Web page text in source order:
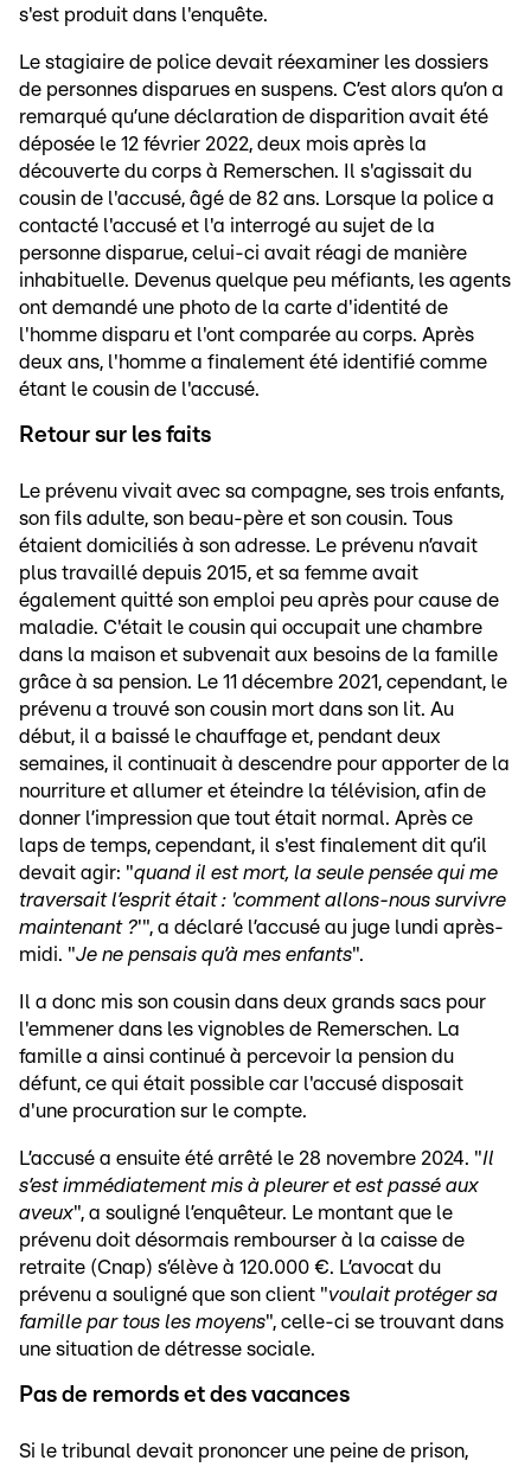
s'est produit dans l'enquête.
Le stagiaire de police devait réexaminer les dossiers
de personnes disparues en suspens. C’est alors qu’on a
remarqué qu’une déclaration de disparition avait été
déposée le 12 février 2022, deux mois après la
découverte du corps à Remerschen. Il s'agissait du
cousin de l'accusé, âgé de 82 ans. Lorsque la police a
contacté l'accusé et l'a interrogé au sujet de la
personne disparue, celui-ci avait réagi de manière
inhabituelle. Devenus quelque peu méfiants, les agents
ont demandé une photo de la carte d'identité de
l'homme disparu et l'ont comparée au corps. Après
deux ans, l'homme a finalement été identifié comme
étant le cousin de l'accusé.
Retour sur les faits
Le prévenu vivait avec sa compagne, ses trois enfants,
son fils adulte, son beau-père et son cousin. Tous
étaient domiciliés à son adresse. Le prévenu n’avait
plus travaillé depuis 2015, et sa femme avait
également quitté son emploi peu après pour cause de
maladie. C'était le cousin qui occupait une chambre
dans la maison et subvenait aux besoins de la famille
grâce à sa pension. Le 11 décembre 2021, cependant, le
prévenu a trouvé son cousin mort dans son lit. Au
début, il a baissé le chauffage et, pendant deux
semaines, il continuait à descendre pour apporter de la
nourriture et allumer et éteindre la télévision, afin de
donner l’impression que tout était normal. Après ce
laps de temps, cependant, il s'est finalement dit qu’il
devait agir: "quand il est mort, la seule pensée qui me
traversait l’esprit était : 'comment allons-nous survivre
maintenant ?'", a déclaré l’accusé au juge lundi après-
midi. "Je ne pensais qu’à mes enfants".
Il a donc mis son cousin dans deux grands sacs pour
l'emmener dans les vignobles de Remerschen. La
famille a ainsi continué à percevoir la pension du
défunt, ce qui était possible car l'accusé disposait
d'une procuration sur le compte.
L’accusé a ensuite été arrêté le 28 novembre 2024. "Il
s’est immédiatement mis à pleurer et est passé aux
aveux", a souligné l’enquêteur. Le montant que le
prévenu doit désormais rembourser à la caisse de
retraite (Cnap) s’élève à 120.000 €. L’avocat du
prévenu a souligné que son client "voulait protéger sa
famille par tous les moyens", celle-ci se trouvant dans
une situation de détresse sociale.
Pas de remords et des vacances
Si le tribunal devait prononcer une peine de prison,